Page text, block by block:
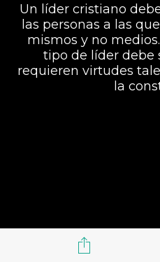
Un líder cristiano
las personas a las
mismos y no
tipo de líder debe
requieren virtudes
la